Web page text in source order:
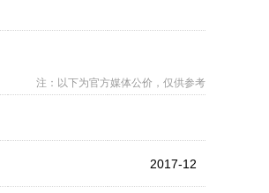
注：以下为官方媒体公价，仅供参考
2017-12